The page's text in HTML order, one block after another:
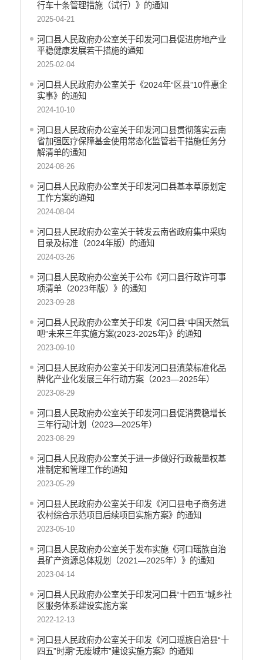
行车十条管理措施（试行）》的通知
2025-04-21
河口县人民政府办公室关于印发河口县促进房地产业
平稳健康发展若干措施的通知
2025-02-04
河口县人民政府办公室关于《2024年“区县”10件惠企
实事》的通知
2024-10-10
河口县人民政府办公室关于印发河口县贯彻落实云南
省加强医疗保障基金使用常态化监管若干措施任务分
解清单的通知
2024-08-26
河口县人民政府办公室关于印发河口县基本草原划定
工作方案的通知
2024-08-04
河口县人民政府办公室关于转发云南省政府集中采购
目录及标准（2024年版）的通知
2024-03-26
河口县人民政府办公室关于公布《河口县行政许可事
项清单（2023年版）》的通知
2023-09-28
河口县人民政府办公室关于印发《河口县“中国天然氧
吧”未来三年实施方案(2023-2025年)》的通知
2023-09-10
河口县人民政府办公室关于印发河口县滇菜标准化品
牌化产业化发展三年行动方案（2023—2025年）
2023-08-29
河口县人民政府办公室关于印发河口县促消费稳增长
三年行动计划（2023—2025年）
2023-08-29
河口县人民政府办公室关于进一步做好行政裁量权基
准制定和管理工作的通知
2023-05-29
河口县人民政府办公室关于印发《河口县电子商务进
农村综合示范项目后续项目实施方案》的通知
2023-05-10
河口县人民政府办公室关于发布实施《河口瑶族自治
县矿产资源总体规划（2021—2025年）》的通知
2023-04-14
河口县人民政府办公室关于印发河口县“十四五”城乡社
区服务体系建设实施方案
2022-12-13
河口县人民政府办公室关于印发《河口瑶族自治县“十
四五”时期“无废城市”建设实施方案》的通知